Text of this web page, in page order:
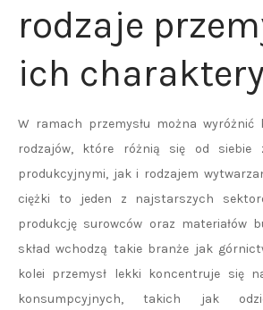
rodzaje
ich
W ramach przemysłu można wyróżnić
rodzajów, które różnią się od siebie
produkcyjnymi, jak i rodzajem
ciężki to jeden z najstarszych
produkcję surowców oraz materiałów
skład wchodzą takie branże jak
kolei przemysł lekki koncentruje się
konsumpcyjnych, takich jak